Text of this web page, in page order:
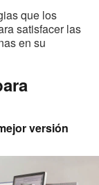
que los
satisfacer las
en su
versión